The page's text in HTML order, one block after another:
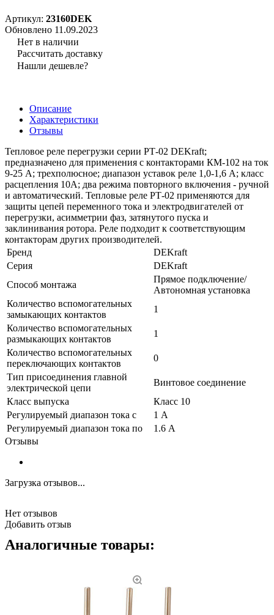
Артикул: 23160DEK
Обновлено 11.09.2023
Нет в наличии
Рассчитать доставку
Нашли дешевле?
Описание
Характеристики
Отзывы
Тепловое реле перегрузки серии РТ-02 DEKraft;
предназначено для применения с контакторами КМ-102 на ток
9-25 А; трехполюсное; диапазон уставок реле 1,0-1,6 А; класс
расцепления 10А; два режима повторного включения - ручной
и автоматический. Тепловые реле РТ-02 применяются для
защиты цепей переменного тока и электродвигателей от
перегрузки, асимметрии фаз, затянутого пуска и
заклинивания ротора. Реле подходит к соответствующим
контакторам других производителей.
Бренд
DEKraft
Серия
DEKraft
Способ монтажа
Прямое подключение/
Автономная установка
Количество вспомогательных
замыкающих контактов
1
Количество вспомогательных
размыкающих контактов
1
Количество вспомогательных
переключающих контактов
0
Тип присоединения главной
электрической цепи
Винтовое соединение
Класс выпуска
Класс 10
Регулируемый диапазон тока с
1 А
Регулируемый диапазон тока по
1.6 А
Отзывы
Загрузка отзывов...
Нет отзывов
Добавить отзыв
Аналогичные товары: